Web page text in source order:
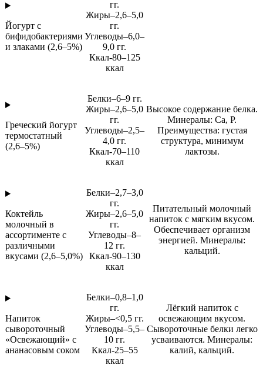
Йогурт с
бифидобактериями
и злаками (2,6–5%)
гг.
Жиры–2,6–5,0
гг.
Углеводы–6,0–
9,0 гг.
Ккал-80–125
ккал
Греческий йогурт
термостатный
(2,6–5%)
Белки–6–9 гг.
Жиры–2,6–5,0
гг.
Углеводы–2,5–
4,0 гг.
Ккал-70–110
ккал
Высокое содержание белка.
Минералы: Ca, P.
Преимущества: густая
структура, минимум
лактозы.
Коктейль
молочный в
ассортименте с
различными
вкусами (2,6–5,0%)
Белки–2,7–3,0
гг.
Жиры–2,6–5,0
гг.
Углеводы–8–
12 гг.
Ккал-90–130
ккал
Питательный молочный
напиток с мягким вкусом.
Обеспечивает организм
энергией. Минералы:
кальций.
Напиток
сывороточный
«Освежающий» с
ананасовым соком
Белки–0,8–1,0
гг.
Жиры–<0,5 гг.
Углеводы–5,5–
10 гг.
Ккал-25–55
ккал
Лёгкий напиток с
освежающим вкусом.
Сывороточные белки легко
усваиваются. Минералы:
калий, кальций.